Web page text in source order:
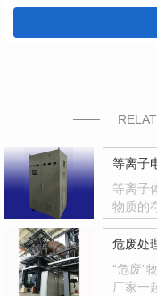
等离子
等离子
物质的
危废处
“危废”
厂家一